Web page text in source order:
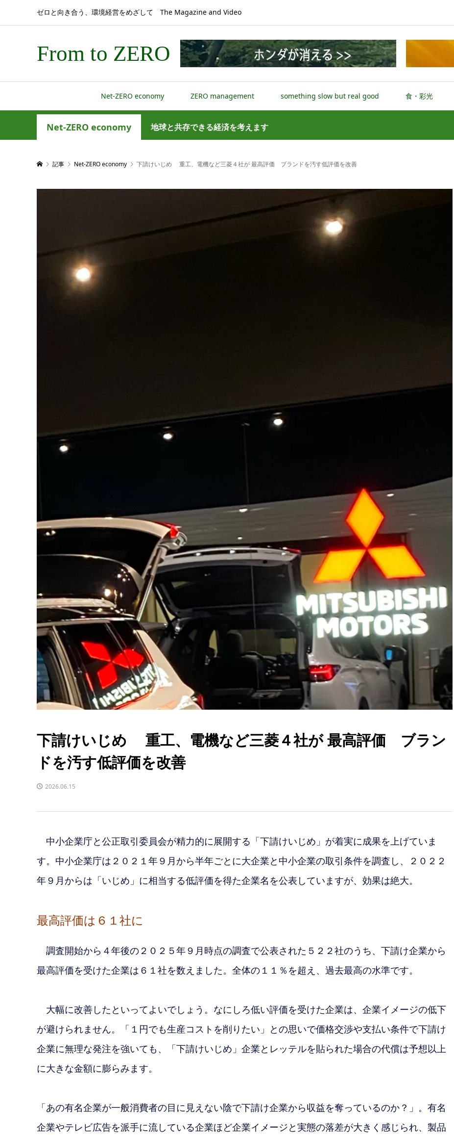
ゼロと向き合う、環境経営をめざして The Magazine and Video
From to ZERO
Net-ZERO economy ZERO management something slow but real good 食・彩光
Net-ZERO economy 地球と共存できる経済を考えます
記事 Net-ZERO economy 下請けいじめ 重工、電機など三菱４社が 最高評価 ブランドを汚す低評価を改善
下請けいじめ 重工、電機など三菱４社が 最高評価 ブラン
ドを汚す低評価を改善
2026.06.15
中小企業庁と公正取引委員会が精力的に展開する「下請けいじめ」が着実に成果を上げていま
す。 中小企業庁は２０２１年９月から半年ごとに大企業と中小企業の取引条件を調査し、２０２２
年９月からは「いじめ」に相当する低評価を得た企業名を公表していますが、効果は絶大。
最高評価は６１社に
調査開始から４年後の２０２５年９月時点の調査で公表された５２２社のうち、下請け企業から
最高評価を受けた企業は６１社を数えました。全体の１１％を超え、過去最高の水準です。
大幅に改善したといってよいでしょう。なにしろ低い評価を受けた企業は、企業イメージの低下
が避けられません。「１円でも生産コストを削りたい」との思いで価格交渉や支払い条件で下請け
企業に無理な発注を強いても、「下請けいじめ」企業とレッテルを貼られた場合の代償は予想以上
に大きな金額に膨らみます。
「あの有名企業が一般消費者の目に見えない陰で下請け企業から収益を奪っているのか？」。有名
企業やテレビ広告を派手に流している企業ほど企業イメージと実態の落差が大きく感じられ、製品